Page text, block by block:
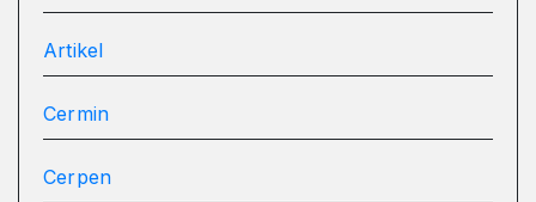
Artikel
Cermin
Cerpen